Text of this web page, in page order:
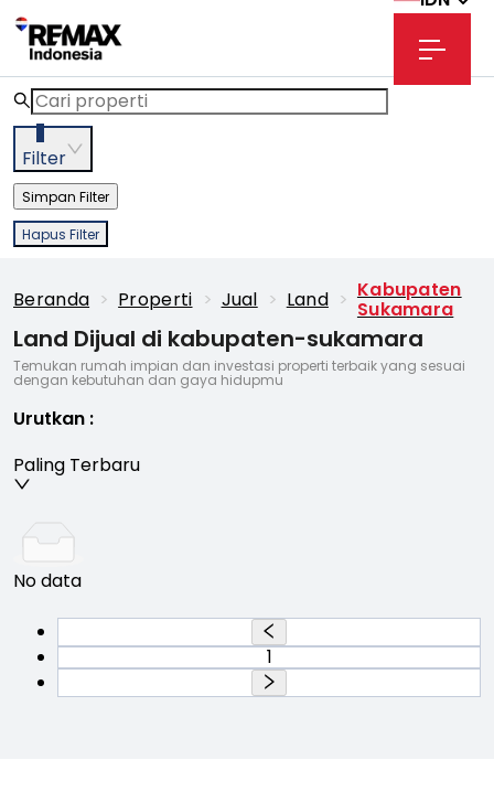
3
Filter
Simpan Filter
Hapus Filter
Beranda > Properti > Jual > Land > Kabupaten
Sukamara
Land Dijual di kabupaten-sukamara
Temukan rumah impian dan investasi properti terbaik yang sesuai
dengan kebutuhan dan gaya hidupmu
Urutkan :
Paling Terbaru
No data
1